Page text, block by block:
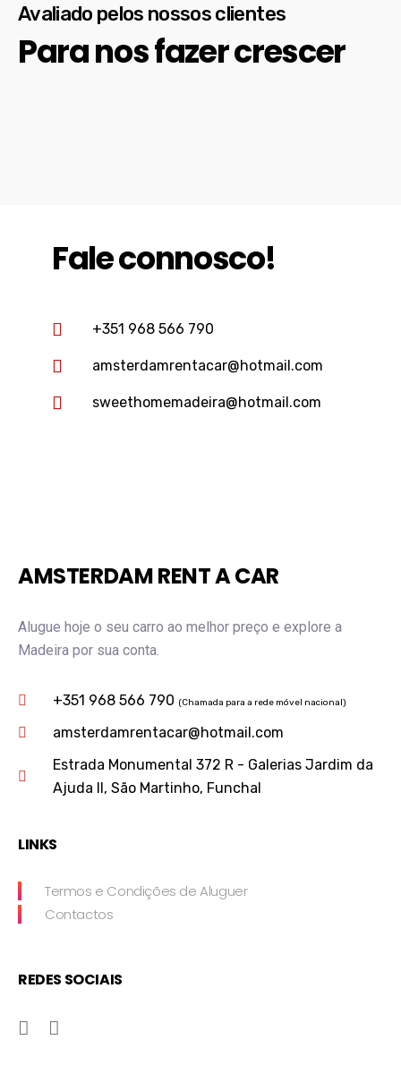
Avaliado pelos nossos clientes
Para nos fazer crescer
Fale connosco!
+351 968 566 790
amsterdamrentacar@hotmail.com
sweethomemadeira@hotmail.com
AMSTERDAM RENT A CAR
Alugue hoje o seu carro ao melhor preço e explore a
Madeira por sua conta.
+351 968 566 790 (Chamada para a rede móvel nacional)
amsterdamrentacar@hotmail.com
Estrada Monumental 372 R - Galerias Jardim da
Ajuda II, São Martinho, Funchal
LINKS
Termos e Condições de Aluguer
Contactos
REDES SOCIAIS